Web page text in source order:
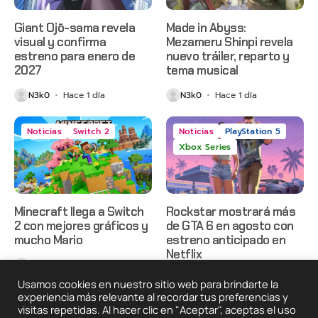
Giant Ojō-sama revela
visual y confirma
estreno para enero de
2027
N3k0 Hace 1 día
Made in Abyss:
Mezameru Shinpi revela
nuevo tráiler, reparto y
tema musical
N3k0 Hace 1 día
Noticias Switch 2
Minecraft llega a Switch
2 con mejores gráficos y
mucho Mario
Noticias
PlayStation 5
Xbox Series
Rockstar mostrará más
de GTA 6 en agosto con
estreno anticipado en
Netflix
N3k0 Hace 2 días
Usamos cookies en nuestro sitio web para brindarte la
experiencia más relevante al recordar tus preferencias y
visitas repetidas. Al hacer clic en "Aceptar", aceptas el uso